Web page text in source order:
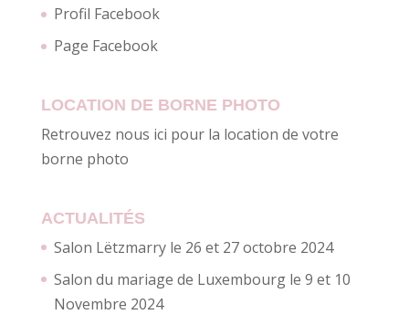
Profil Facebook
Page Facebook
LOCATION DE BORNE PHOTO
Retrouvez nous ici pour la location de votre
borne photo
ACTUALITÉS
Salon Lëtzmarry le 26 et 27 octobre 2024
Salon du mariage de Luxembourg le 9 et 10
Novembre 2024